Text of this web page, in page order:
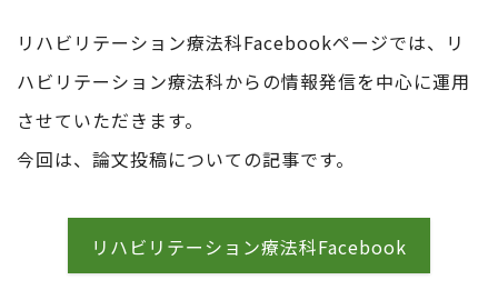
リハビリテーション療法科Facebookページでは、リ
ハビリテーション療法科からの情報発信を中心に運用
させていただきます。
今回は、論文投稿についての記事です。
リハビリテーション療法科Facebook